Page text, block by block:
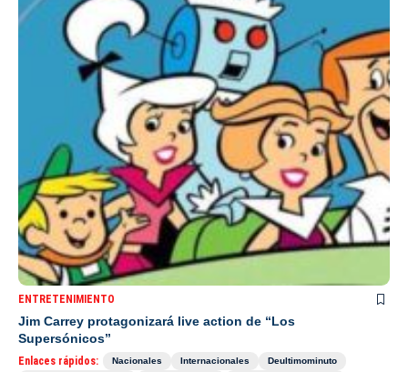
ENTRETENIMIENTO
Jim Carrey protagonizará live action de “Los
Supersónicos”
Enlaces rápidos: Nacionales Internacionales
Deultimominuto